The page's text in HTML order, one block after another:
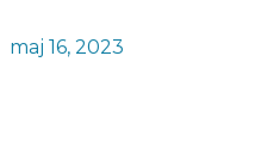
maj 16, 2023